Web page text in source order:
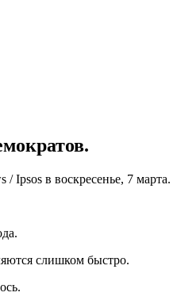
/ Ipsos в воскресенье, 7 марта.
слишком быстро.